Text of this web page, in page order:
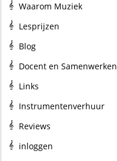
Waarom Muziek
Lesprijzen
Blog
Docent en Samenwerken
Links
Instrumentenverhuur
Reviews
inloggen